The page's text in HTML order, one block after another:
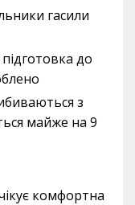
гасили
до
з
майже на 9
комфортна